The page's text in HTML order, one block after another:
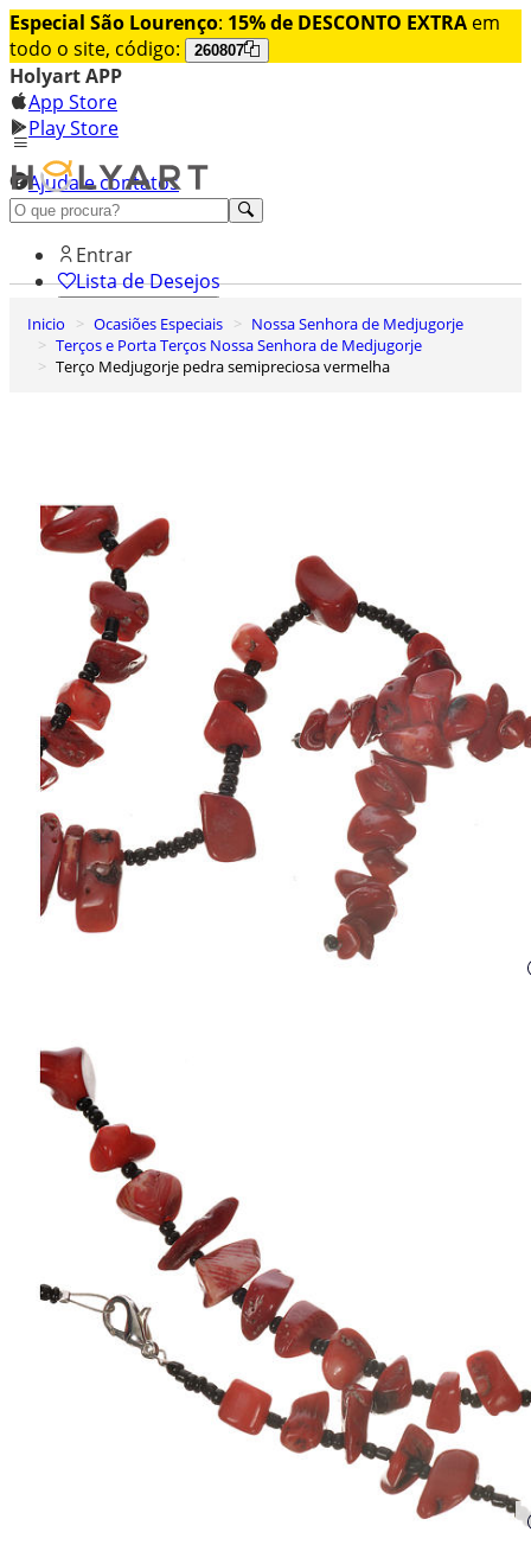
Especial São Lourenço: 15% de DESCONTO EXTRA em
todo o site, código:
260807
Holyart APP
App Store
Play Store
Ajuda e contatos
Conheça premium
Entrar
Lista de Desejos
0
Carrinho de Compras
Inicio Ocasiões Especiais
Nossa Senhora de Medjugorje
Terços e Porta Terços Nossa Senhora de Medjugorje
Terço Medjugorje pedra semipreciosa vermelha